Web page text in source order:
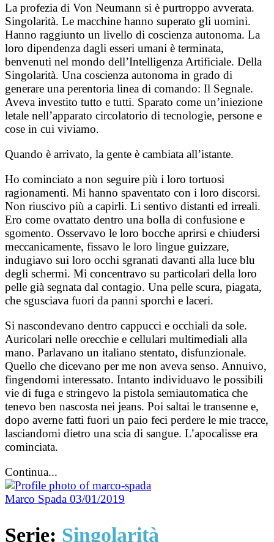
La profezia di Von Neumann si è purtroppo avverata.
Singolarità. Le macchine hanno superato gli uomini.
Hanno raggiunto un livello di coscienza autonoma. La
loro dipendenza dagli esseri umani è terminata,
benvenuti nel mondo dell’Intelligenza Artificiale. Della
Singolarità. Una coscienza autonoma in grado di
generare una perentoria linea di comando: Il Segnale.
Aveva investito tutto e tutti. Sparato come un’iniezione
letale nell’apparato circolatorio di tecnologie, persone e
cose in cui viviamo.
Quando è arrivato, la gente è cambiata all’istante.
Ho cominciato a non seguire più i loro tortuosi
ragionamenti. Mi hanno spaventato con i loro discorsi.
Non riuscivo più a capirli. Li sentivo distanti ed irreali.
Ero come ovattato dentro una bolla di confusione e
sgomento. Osservavo le loro bocche aprirsi e chiudersi
meccanicamente, fissavo le loro lingue guizzare,
indugiavo sui loro occhi sgranati davanti alla luce blu
degli schermi. Mi concentravo su particolari della loro
pelle già segnata dal contagio. Una pelle scura, piagata,
che sgusciava fuori da panni sporchi e laceri.
Si nascondevano dentro cappucci e occhiali da sole.
Auricolari nelle orecchie e cellulari multimediali alla
mano. Parlavano un italiano stentato, disfunzionale.
Quello che dicevano per me non aveva senso. Annuivo,
fingendomi interessato. Intanto individuavo le possibili
vie di fuga e stringevo la pistola semiautomatica che
tenevo ben nascosta nei jeans. Poi saltai le transenne e,
dopo averne fatti fuori un paio feci perdere le mie tracce,
lasciandomi dietro una scia di sangue. L’apocalisse era
cominciata.
Continua...
Marco Spada 03/01/2019
Serie: Singolarità